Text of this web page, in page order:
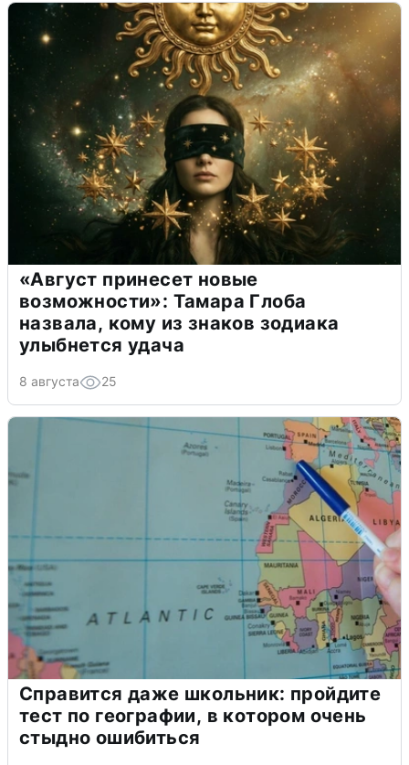
«Август принесет новые
возможности»: Тамара Глоба
назвала, кому из знаков зодиака
улыбнется удача
8 августа 25
Справится даже школьник: пройдите
тест по географии, в котором очень
стыдно ошибиться